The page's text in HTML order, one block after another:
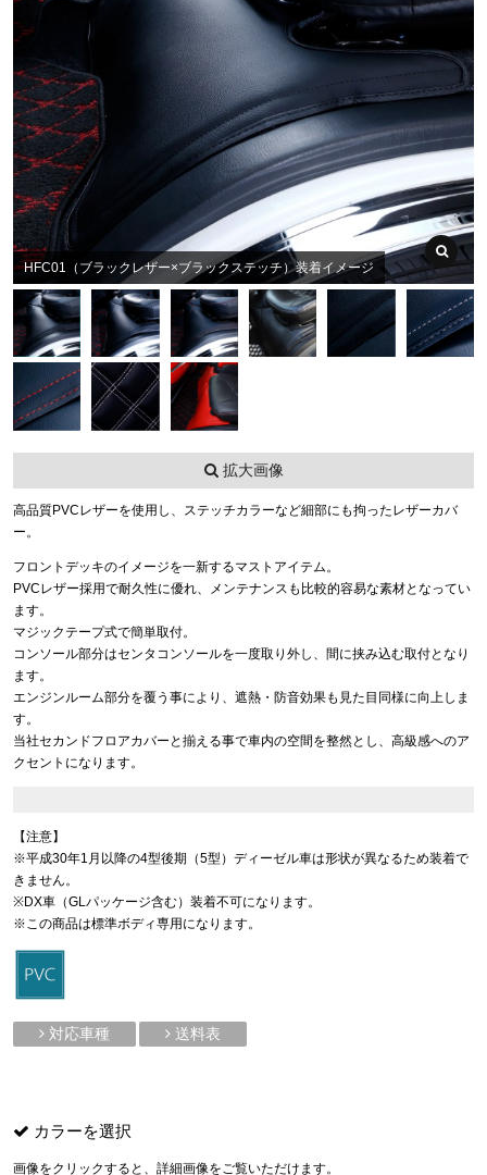
HFC01（ブラックレザー×ブラックステッチ）装着イメージ
拡大画像
高品質PVCレザーを使用し、ステッチカラーなど細部にも拘ったレザーカバ
ー。
フロントデッキのイメージを一新するマストアイテム。
PVCレザー採用で耐久性に優れ、メンテナンスも比較的容易な素材となってい
ます。
マジックテープ式で簡単取付。
コンソール部分はセンタコンソールを一度取り外し、間に挟み込む取付となり
ます。
エンジンルーム部分を覆う事により、遮熱・防音効果も見た目同様に向上しま
す。
当社セカンドフロアカバーと揃える事で車内の空間を整然とし、高級感へのア
クセントになります。
【注意】
※平成30年1月以降の4型後期（5型）ディーゼル車は形状が異なるため装着で
きません。
※DX車（GLパッケージ含む）装着不可になります。
※この商品は標準ボディ専用になります。
対応車種 送料表
カラーを選択
画像をクリックすると、詳細画像をご覧いただけます。